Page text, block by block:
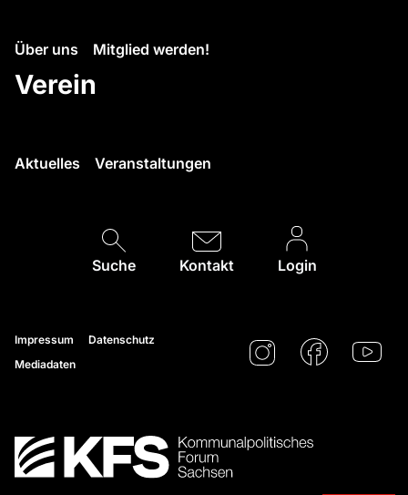
Über uns Mitglied werden!
Verein
Aktuelles Veranstaltungen
Suche Kontakt Login
Impressum
Datenschutz
Mediadaten